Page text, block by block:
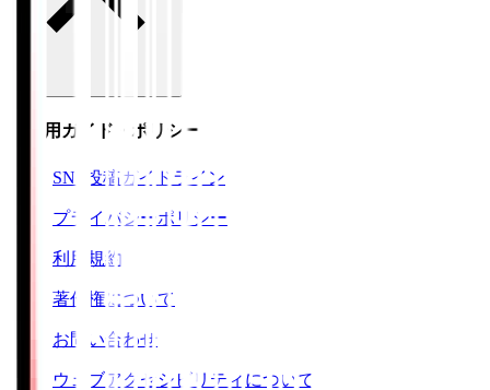
ご利用ガイド・ポリシー
SNS投稿ガイドライン
プライバシーポリシー
利用規約
著作権について
お問い合わせ
ウェブアクセシビリティについて